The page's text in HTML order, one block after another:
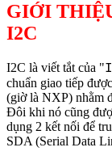
GIỚI
I2C
I2C là viết tắt của "
chuẩn giao tiếp
(giờ là NXP) nhằm
Đôi khi nó cũng
dụng 2 kết nối để
SDA (Serial Data